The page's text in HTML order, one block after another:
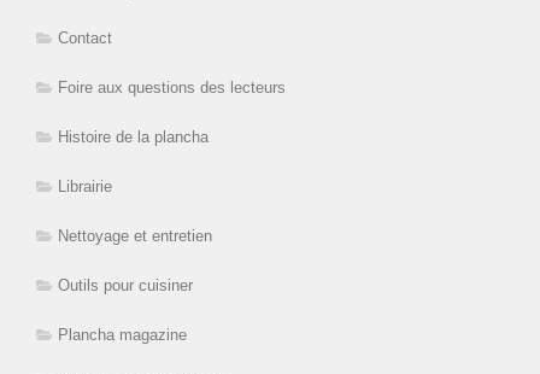
Contact
Foire aux questions des lecteurs
Histoire de la plancha
Librairie
Nettoyage et entretien
Outils pour cuisiner
Plancha magazine